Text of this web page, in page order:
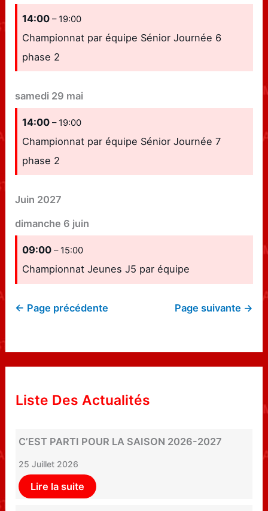
14:00– 19:00
Championnat par équipe Sénior Journée 6
phase 2
samedi 29 mai
14:00– 19:00
Championnat par équipe Sénior Journée 7
phase 2
Juin 2027
dimanche 6 juin
09:00– 15:00
Championnat Jeunes J5 par équipe
← Page précédente Page suivante →
Liste Des Actualités
C’EST PARTI POUR LA SAISON 2026-2027
25 Juillet 2026
Lire la suite